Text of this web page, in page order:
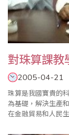
對珠算課教
2005-04-21
珠算是我國寶貴的
為基礎，解決生產
在金融貿易和人民